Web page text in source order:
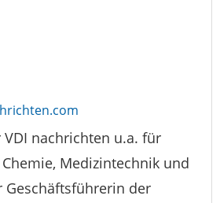
nachrichten u.a. für
Medizintechnik und
Geschäftsführerin der